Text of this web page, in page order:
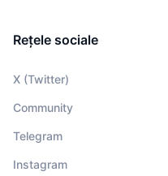
Rețele sociale
X (Twitter)
Community
Telegram
Instagram